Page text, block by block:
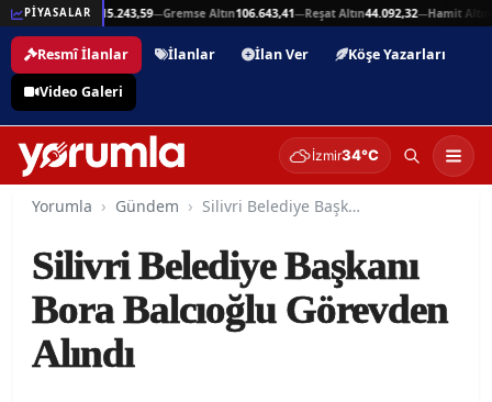
PİYASALAR
—Beşli Altın215.243,59—Gremse Altın106.643,41—Reşat Altın44.092,32—Hamit Altın
Resmî İlanlar İlanlar İlan Ver
Köşe Yazarları
Video Galeri
İzmir34°C
Yorumla Gündem Silivri Belediye Başkanı Bora Balcıoğlu Görevden Alındı
Silivri Belediye Başkanı
Bora Balcıoğlu Görevden
Alındı